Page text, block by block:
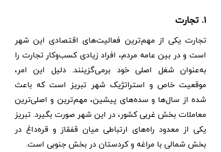
۱. تجارت
تجارت یکی از مهم‌ترین فعالیت‌های اقتصادی این شهر
است و در بین عامه مردم، افراد زیادی کسب‌وکار تجارت را
به‌عنوان شغل اصلی خود برمی‌گزینند. دلیل این امر،
موقعیت خاص و استراتژیک شهر تبریز است که باعث
شده از سال‌ها و سده‌های پیشین، مهم‌ترین و اصلی‌ترین
معاملات بخش غربی کشور، در این شهر صورت بگیرد. تبریز
یکی از معدود راه‌های ارتباطی میان قفقاز و قره‌داغ در
بخش شمالی با مراغه و کردستان در بخش جنوبی است.